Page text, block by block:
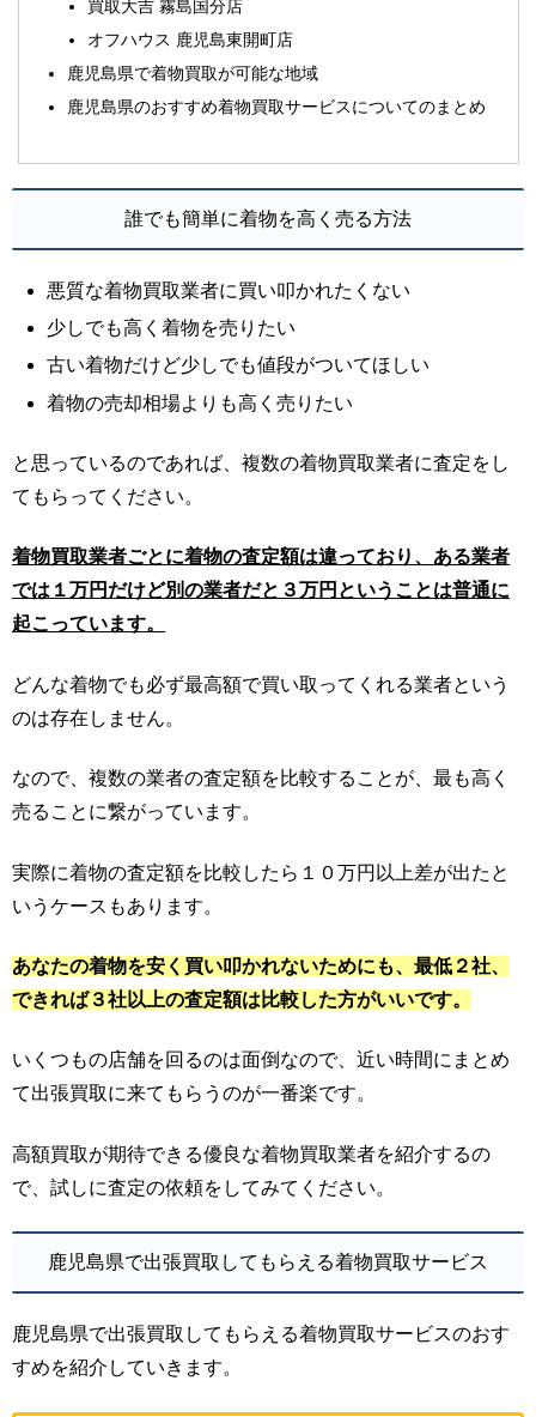
買取大吉 霧島国分店
オフハウス 鹿児島東開町店
鹿児島県で着物買取が可能な地域
鹿児島県のおすすめ着物買取サービスについてのまとめ
誰でも簡単に着物を高く売る方法
悪質な着物買取業者に買い叩かれたくない
少しでも高く着物を売りたい
古い着物だけど少しでも値段がついてほしい
着物の売却相場よりも高く売りたい
と思っているのであれば、複数の着物買取業者に査定をし
てもらってください。
着物買取業者ごとに着物の査定額は違っており、ある業者
では１万円だけど別の業者だと３万円ということは普通に
起こっています。
どんな着物でも必ず最高額で買い取ってくれる業者という
のは存在しません。
なので、複数の業者の査定額を比較することが、最も高く
売ることに繋がっています。
実際に着物の査定額を比較したら１０万円以上差が出たと
いうケースもあります。
あなたの着物を安く買い叩かれないためにも、最低２社、
できれば３社以上の査定額は比較した方がいいです。
いくつもの店舗を回るのは面倒なので、近い時間にまとめ
て出張買取に来てもらうのが一番楽です。
高額買取が期待できる優良な着物買取業者を紹介するの
で、試しに査定の依頼をしてみてください。
鹿児島県で出張買取してもらえる着物買取サービス
鹿児島県で出張買取してもらえる着物買取サービスのおす
すめを紹介していきます。